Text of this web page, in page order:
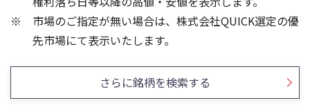
25/12
25/10
25/08
25/06
25/04 24/01
23/01
22/01
21/01
0
500
市場のご指定が無い場合は、株式会社QUICK選定の優
先市場にて表示いたします。
さらに銘柄を検索する